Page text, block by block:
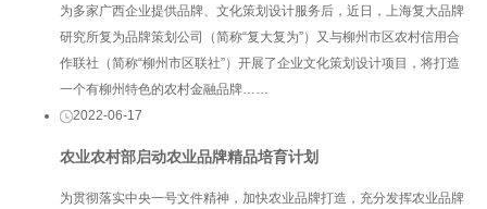
为多家广西企业提供品牌、文化策划设计服务后，近日，上海复大品牌
研究所复为品牌策划公司（简称“复大复为”）又与柳州市区农村信用合
作联社（简称“柳州市区联社”）开展了企业文化策划设计项目，将打造
一个有柳州特色的农村金融品牌……
2022-06-17
农业农村部启动农业品牌精品培育计划
为贯彻落实中央一号文件精神，加快农业品牌打造，充分发挥农业品牌